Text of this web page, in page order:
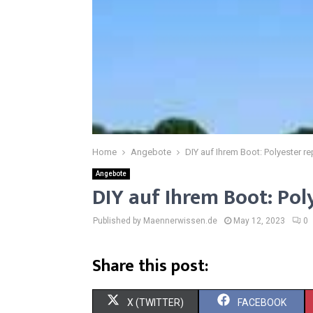
Home Angebote DIY auf Ihrem Boot: Polyester
Angebote
DIY auf Ihrem Boot:
Published by Maennerwissen.de May 12, 2023 0
Share this post:
S
X (TWITTER) S
FACEBOOK